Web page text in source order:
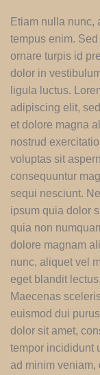
Etiam nulla nunc,
tempus enim.
ornare turpis id
dolor in
ligula luctus.
adipiscing elit,
et dolore magna
nostrud
voluptas sit
consequuntur
sequi nesciunt.
ipsum quia dolor
quia non
dolore magnam
nunc, aliquet vel
eget blandit
Maecenas
euismod dui
dolor sit amet,
tempor incididunt
ad minim veniam,